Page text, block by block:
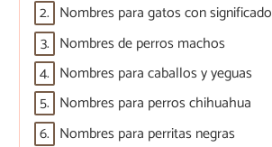
2. Nombres para gatos con significado
3. Nombres de perros machos
4. Nombres para caballos y yeguas
5. Nombres para perros chihuahua
6. Nombres para perritas negras